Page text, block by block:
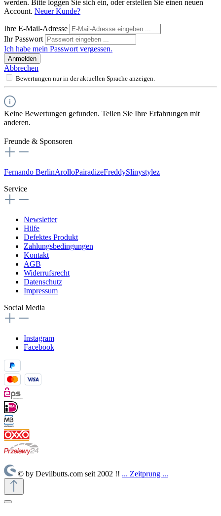
werden. Bitte loggen Sie sich ein, oder erstellen Sie einen neuen
Account. Neuer Kunde?
Ihre E-Mail-Adresse
Ihr Passwort
Ich habe mein Passwort vergessen.
Anmelden
Abbrechen
Bewertungen nur in der aktuellen Sprache anzeigen.
Keine Bewertungen gefunden. Teilen Sie Ihre Erfahrungen mit
anderen.
Freunde & Sponsoren
Fernando BerlinArolloPairadizeFreddySlinystylez
Service
Newsletter
Hilfe
Defektes Produkt
Zahlungsbedingungen
Kontakt
AGB
Widerrufsrecht
Datenschutz
Impressum
Social Media
Instagram
Facebook
© by Devilbutts.com seit 2002 !! ... Zeitprung ...